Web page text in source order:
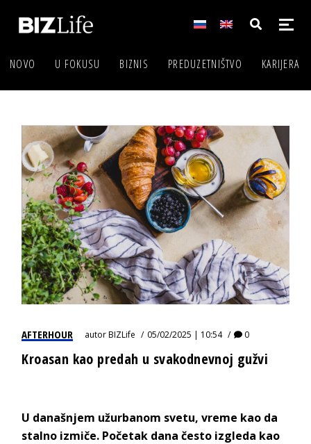
NOVO U FOKUSU BIZNIS PREDUZETNIŠTVO KARIJERA
AFTERHOUR autorBIZLife 05/02/2025 | 10:54 0
Kroasan kao predah u svakodnevnoj gužvi
U današnjem užurbanom svetu, vreme kao da
stalno izmiče. Početak dana često izgleda kao